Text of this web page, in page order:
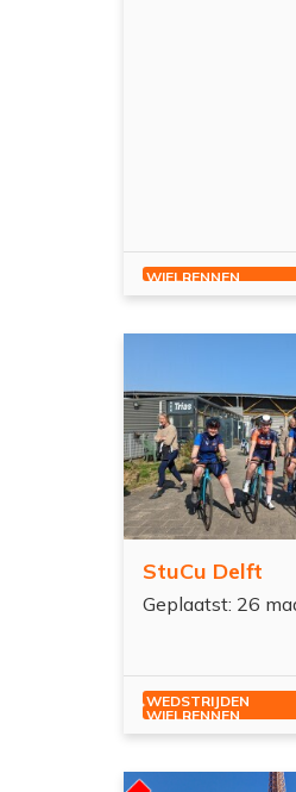
WIELRENNEN
StuCu Delft
Geplaatst: 26
WEDSTRIJDEN
WIELRENNEN